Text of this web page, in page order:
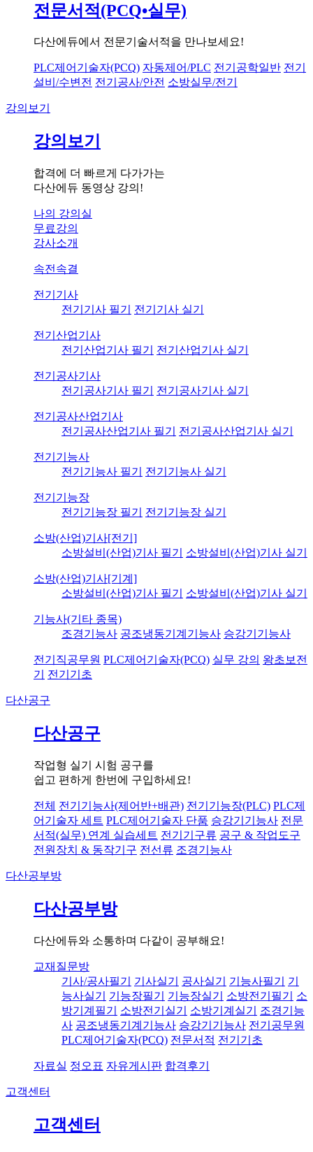
전문서적(PCQ•실무)
다산에듀에서 전문기술서적을 만나보세요!
PLC제어기술자(PCQ) 자동제어/PLC 전기공학일반 전기
설비/수변전 전기공사/안전 소방실무/전기
강의보기
강의보기
합격에 더 빠르게 다가가는
다산에듀 동영상 강의!
나의 강의실
무료강의
강사소개
속전속결
전기기사
전기기사 필기
전기기사 실기
전기산업기사
전기산업기사 필기
전기산업기사 실기
전기공사기사
전기공사기사 필기
전기공사기사 실기
전기공사산업기사
전기공사산업기사 필기
전기공사산업기사 실기
전기기능사
전기기능사 필기
전기기능사 실기
전기기능장
전기기능장 필기
전기기능장 실기
소방(산업)기사[전기]
소방설비(산업)기사 필기
소방설비(산업)기사 실기
소방(산업)기사[기계]
소방설비(산업)기사 필기
소방설비(산업)기사 실기
기능사(기타 종목)
조경기능사 공조냉동기계기능사 승강기기능사
전기직공무원 PLC제어기술자(PCQ) 실무 강의 왕초보전
기
전기기초
다산공구
다산공구
작업형 실기 시험 공구를
쉽고 편하게 한번에 구입하세요!
전체 전기기능사(제어반+배관) 전기기능장(PLC) PLC제
어기술자 세트 PLC제어기술자 단품 승강기기능사 전문
서적(실무) 연계 실습세트 전기기구류 공구 & 작업도구
전원장치 & 동작기구 전선류 조경기능사
다산공부방
다산공부방
다산에듀와 소통하며 다같이 공부해요!
교재질문방
기사/공사필기
기사실기 공사실기 기능사필기
기
능사실기
기능장필기 기능장실기 소방전기필기
소
방기계필기
소방전기실기 소방기계실기
조경기능
사 공조냉동기계기능사 승강기기능사 전기공무원
PLC제어기술자(PCQ) 전문서적 전기기초
자료실 정오표 자유게시판 합격후기
고객센터
고객센터